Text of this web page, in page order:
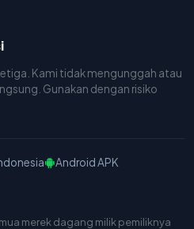
Kami tidak mengunggah atau
Gunakan dengan risiko
Android APK
merek dagang milik pemiliknya